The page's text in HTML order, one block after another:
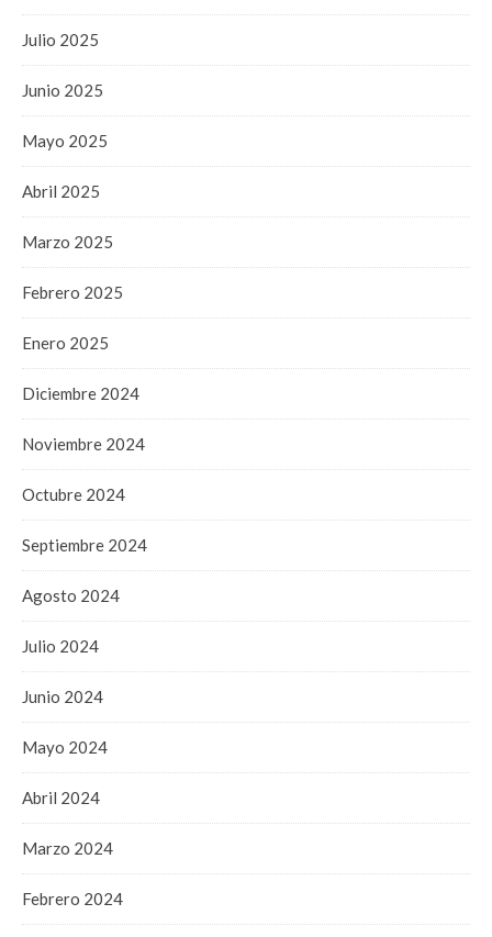
Julio 2025
Junio 2025
Mayo 2025
Abril 2025
Marzo 2025
Febrero 2025
Enero 2025
Diciembre 2024
Noviembre 2024
Octubre 2024
Septiembre 2024
Agosto 2024
Julio 2024
Junio 2024
Mayo 2024
Abril 2024
Marzo 2024
Febrero 2024